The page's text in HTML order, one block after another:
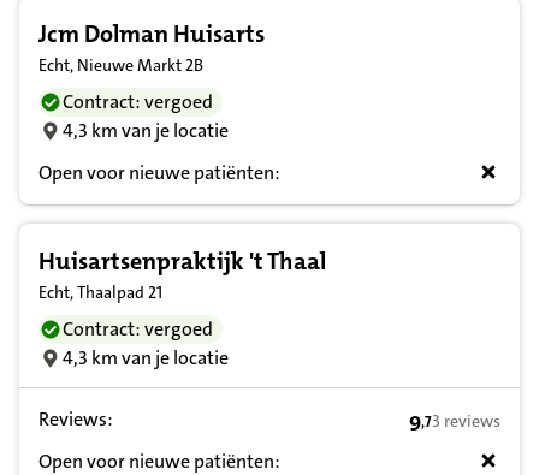
Jcm Dolman Huisarts
Echt, Nieuwe Markt 2B
Contract: vergoed
4,3 km van je locatie
Open voor nieuwe patiënten:
Huisartsenpraktijk 't Thaal
Echt, Thaalpad 21
Contract: vergoed
4,3 km van je locatie
Reviews: 9,7 op basis
9,73 reviews
Open voor nieuwe patiënten: